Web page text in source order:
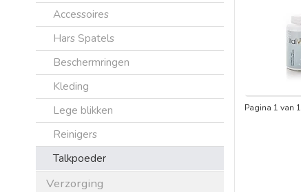
Accessoires
Hars Spatels
Beschermringen
Kleding
Lege blikken
Reinigers
Talkpoeder
Verzorging
Pagina 1 van 1